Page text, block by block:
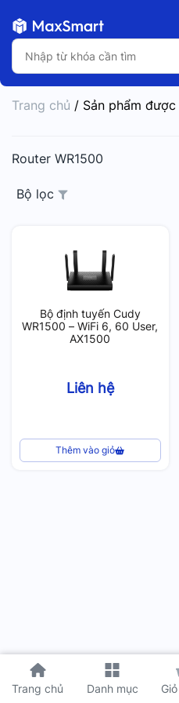
Trang chủ Danh mục
Trang chủ / Sản phẩm được
Router WR1500
Bộ lọc
Bộ định tuyến Cudy
WR1500 – WiFi 6, 60 User,
AX1500
Liên hệ
Thêm vào giỏ